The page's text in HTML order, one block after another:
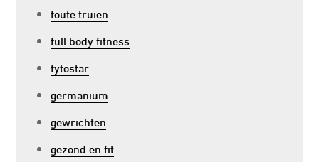
foute truien
full body fitness
fytostar
germanium
gewrichten
gezond en fit